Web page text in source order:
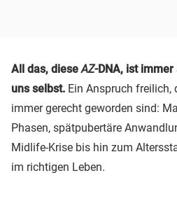
All das, diese AZ-DNA, ist
uns selbst. Ein Anspruch
immer gerecht geworden sind:
Phasen, spätpubertäre
Midlife-Krise bis hin zum
im richtigen Leben.